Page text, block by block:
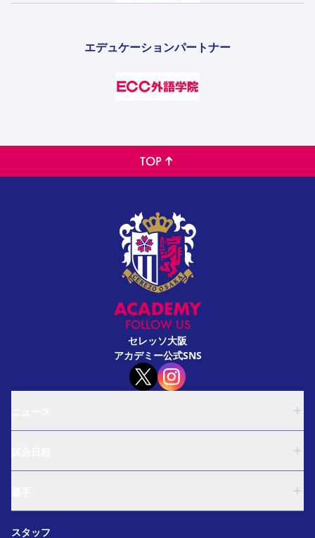
エデュケーションパートナー
TOP
FOLLOW US
セレッソ大阪
アカデミー公式SNS
ガールズU-15
和歌山U-15
U-18
スタッフ